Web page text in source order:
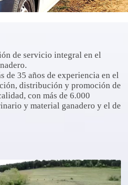
de servicio integral en el
de 35 años de experiencia en el
distribución y promoción de
con más de 6.000
y material ganadero y el de